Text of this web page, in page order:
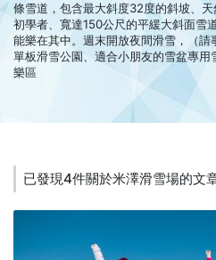
條雪道，包含最大斜度32度的斜坡、
初學者、寬達150公尺的平緩大斜面雪
能樂在其中。週末開放夜間滑雪，（
單板滑雪公園、適合小朋友的雪盆專
樂區
已發現4件關於米澤滑雪場的文